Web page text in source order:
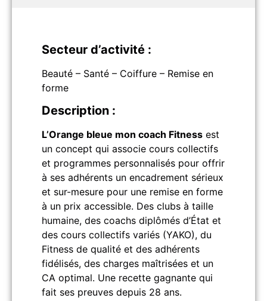
Secteur d’activité :
Beauté – Santé – Coiffure – Remise en
forme
Description :
L’Orange bleue mon coach Fitness est
un concept qui associe cours collectifs
et programmes personnalisés pour offrir
à ses adhérents un encadrement sérieux
et sur-mesure pour une remise en forme
à un prix accessible. Des clubs à taille
humaine, des coachs diplômés d’État et
des cours collectifs variés (YAKO), du
Fitness de qualité et des adhérents
fidélisés, des charges maîtrisées et un
CA optimal. Une recette gagnante qui
fait ses preuves depuis 28 ans.